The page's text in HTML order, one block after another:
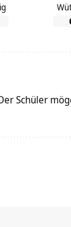
Schüler